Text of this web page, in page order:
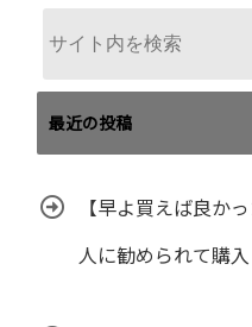
最近の投稿
【早よ買えば良か
人に勧められて購